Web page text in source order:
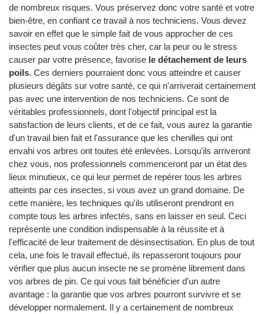
de nombreux risques. Vous préservez donc votre santé et votre
bien-être, en confiant ce travail à nos techniciens. Vous devez
savoir en effet que le simple fait de vous approcher de ces
insectes peut vous coûter très cher, car la peur ou le stress
causer par votre présence, favorise le détachement de leurs
poils. Ces derniers pourraient donc vous atteindre et causer
plusieurs dégâts sur votre santé, ce qui n'arriverait certainement
pas avec une intervention de nos techniciens. Ce sont de
véritables professionnels, dont l'objectif principal est la
satisfaction de leurs clients, et de ce fait, vous aurez la garantie
d'un travail bien fait et l'assurance que les chenilles qui ont
envahi vos arbres ont toutes été enlevées. Lorsqu'ils arriveront
chez vous, nos professionnels commenceront par un état des
lieux minutieux, ce qui leur permet de repérer tous les arbres
atteints par ces insectes, si vous avez un grand domaine. De
cette manière, les techniques qu'ils utiliseront prendront en
compte tous les arbres infectés, sans en laisser en seul. Ceci
représente une condition indispensable à la réussite et à
l'efficacité de leur traitement de désinsectisation. En plus de tout
cela, une fois le travail effectué, ils repasseront toujours pour
vérifier que plus aucun insecte ne se promène librement dans
vos arbres de pin. Ce qui vous fait bénéficier d'un autre
avantage : la garantie que vos arbres pourront survivre et se
développer normalement. Il y a certainement de nombreux